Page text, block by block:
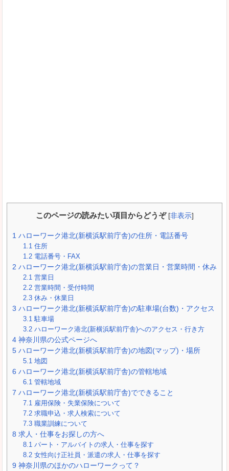
このページの読みたい項目からどうぞ [非表示]
1 ハローワーク港北(新横浜駅前庁舎)の住所・電話番号
1.1 住所
1.2 電話番号・FAX
2 ハローワーク港北(新横浜駅前庁舎)の営業日・営業時間・休み
2.1 営業日
2.2 営業時間・受付時間
2.3 休み・休業日
3 ハローワーク港北(新横浜駅前庁舎)の駐車場(台数)・アクセス
3.1 駐車場
3.2 ハローワーク港北(新横浜駅前庁舎)へのアクセス・行き方
4 神奈川県の公式ページへ
5 ハローワーク港北(新横浜駅前庁舎)の地図(マップ)・場所
5.1 地図
6 ハローワーク港北(新横浜駅前庁舎)の管轄地域
6.1 管轄地域
7 ハローワーク港北(新横浜駅前庁舎)でできること
7.1 雇用保険・失業保険について
7.2 求職申込・求人検索について
7.3 職業訓練について
8 求人・仕事をお探しの方へ
8.1 パート・アルバイトの求人・仕事を探す
8.2 女性向け正社員・派遣の求人・仕事を探す
9 神奈川県のほかのハローワークって？